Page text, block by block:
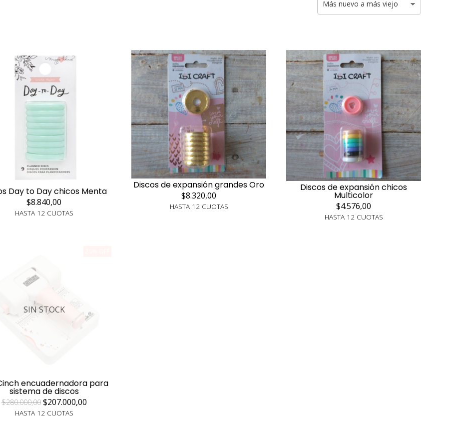
Day to Day chicos Menta
$8.840,00
HASTA 12 CUOTAS
Discos de expansión grandes Oro
$8.320,00
HASTA 12 CUOTAS
Discos de expansión chicos
Multicolor
$4.576,00
HASTA 12 CUOTAS
SIN STOCK
encuadernadora para
sistema de discos
$280.000,00$207.000,00
HASTA 12 CUOTAS